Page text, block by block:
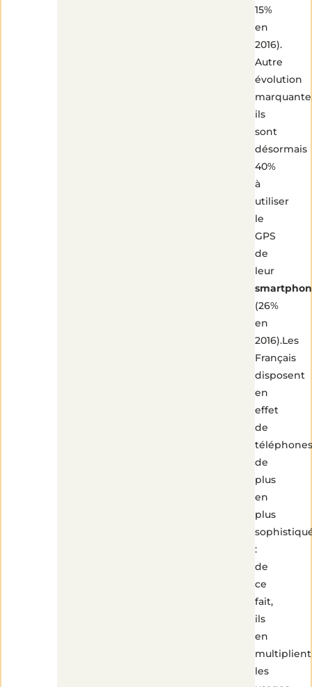
15%
en
2016).
Autre
évolution
ils
sont
désormais
40%
à
utiliser
le
GPS
de
leur
(26%
en
2016).Les
Français
disposent
en
effet
de
téléphones
de
plus
en
plus
:
de
ce
fait,
ils
en
multiplient
les